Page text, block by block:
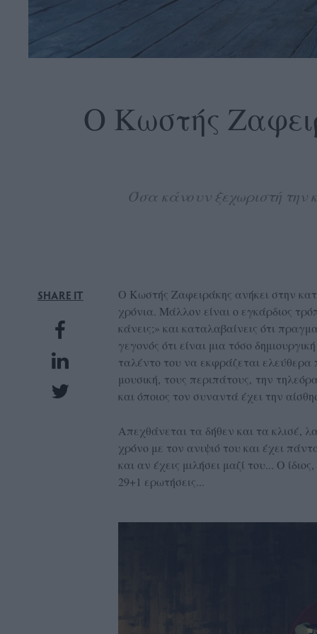
Ο Κωστής
Όσα κάνουν ξεχωριστή την
SHARE IT
Ο Κωστής Ζαφειράκης ανήκει στην
χρόνια. Μάλλον είναι ο εγκάρδιος
κάνεις;» και καταλαβαίνεις ότι
γεγονός ότι είναι μια τόσο
ταλέντο του να εκφράζεται
μουσική, τους περιπάτους, την
και όποιος τον συναντά έχει την
Απεχθάνεται τα δήθεν και τα κλισέ,
χρόνο με τον ανιψιό του και έχει
και αν έχεις μιλήσει μαζί του... Ο
29+1 ερωτήσεις...